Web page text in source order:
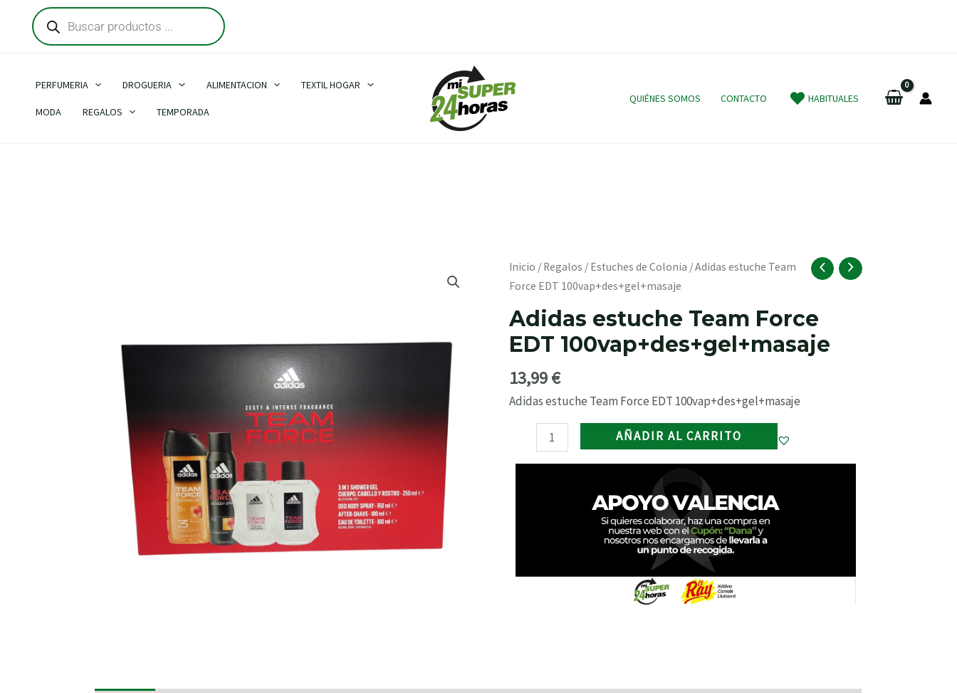
contenido
Búsqueda
de
productos
PERFUMERIA DROGUERIA ALIMENTACION TEXTIL HOGAR
MODA REGALOS TEMPORADA
QUIÉNES SOMOS CONTACTO HABITUALES
Inicio / Regalos / Estuches de Colonia / Adidas estuche Team
Force EDT 100vap+des+gel+masaje
Adidas estuche Team Force
EDT 100vap+des+gel+masaje
13,99€
Adidas estuche Team Force EDT 100vap+des+gel+masaje
Adidas
estuche
Force
EDT
cantidad
AÑADIR AL CARRITO